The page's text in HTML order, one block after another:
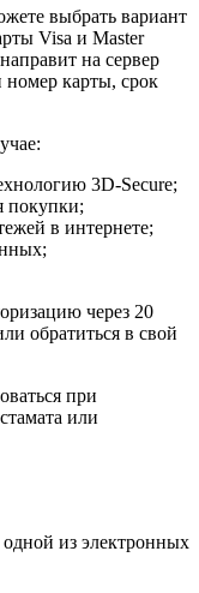
выбрать вариант
Visa и Master
на сервер
карты, срок
3D-Secure;
покупки;
в интернете;
через 20
обратиться в свой
при
или
из электронных